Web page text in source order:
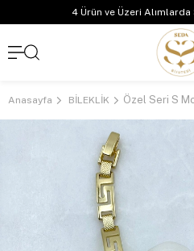
4 Ürün ve Üzeri
Anasayfa BİLEKLİK Özel Seri S